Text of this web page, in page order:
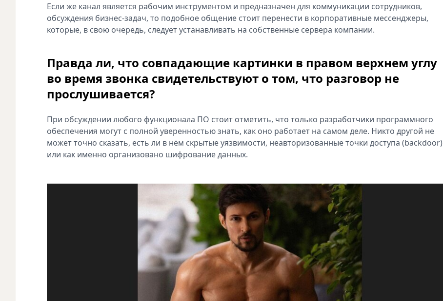
Если же канал является рабочим инструментом и предназначен для коммуникации сотрудников,
обсуждения бизнес-задач, то подобное общение стоит перенести в корпоративные мессенджеры,
которые, в свою очередь, следует устанавливать на собственные сервера компании.
Правда ли, что совпадающие картинки в правом верхнем углу
во время звонка свидетельствуют о том, что разговор не
прослушивается?
При обсуждении любого функционала ПО стоит отметить, что только разработчики программного
обеспечения могут с полной уверенностью знать, как оно работает на самом деле. Никто другой не
может точно сказать, есть ли в нём скрытые уязвимости, неавторизованные точки доступа (backdoor)
или как именно организовано шифрование данных.